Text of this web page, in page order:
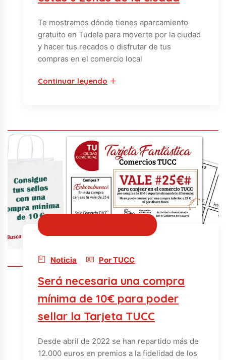
Te mostramos dónde tienes aparcamiento
gratuito en Tudela para moverte por la ciudad
y hacer tus recados o disfrutar de tus
compras en el comercio local
Continuar leyendo
Noticia Por TUCC
Será necesaria una compra
mínima de 10€ para poder
sellar la Tarjeta TUCC
Desde abril de 2022 se han repartido más de
12.000 euros en premios a la fidelidad de los